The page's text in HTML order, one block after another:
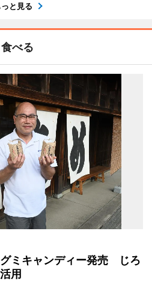
っと見る
食べる
ミキャンディー発売 じろ
用